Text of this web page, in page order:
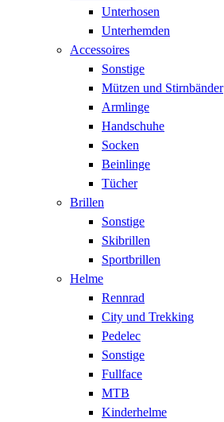
Unterhosen
Unterhemden
Accessoires
Sonstige
Mützen und Stirnbänder
Armlinge
Handschuhe
Socken
Beinlinge
Tücher
Brillen
Sonstige
Skibrillen
Sportbrillen
Helme
Rennrad
City und Trekking
Pedelec
Sonstige
Fullface
MTB
Kinderhelme